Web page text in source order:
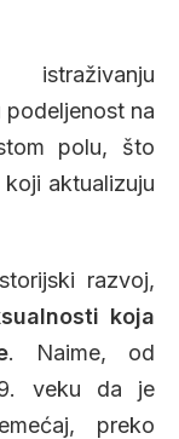
na
polu, što
aktualizuju
razvoj,
koja
. Naime, od
veku da je
preko